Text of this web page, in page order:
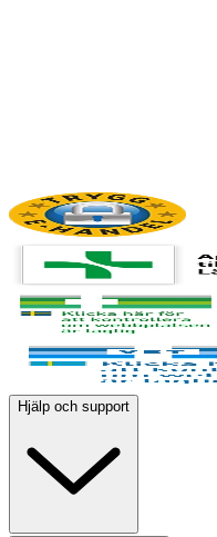
Hjälp och support